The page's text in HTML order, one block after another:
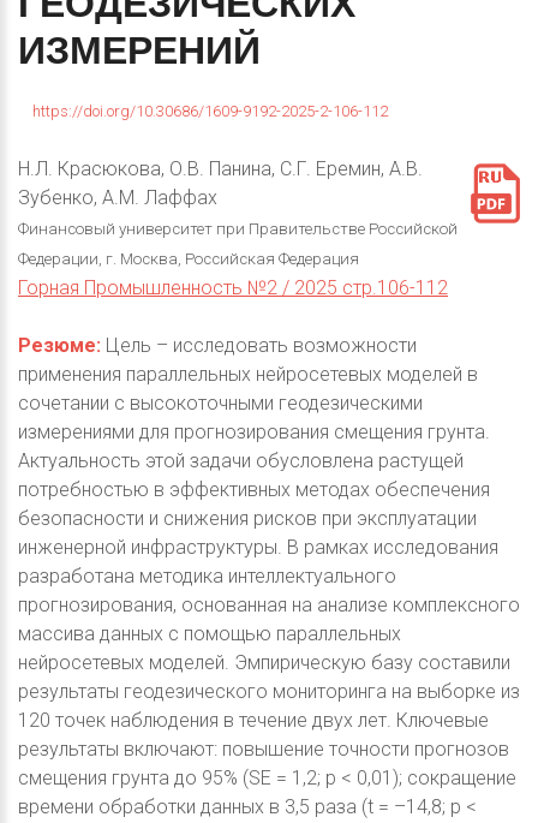
ИЗМЕРЕНИЙ
https://doi.org/10.30686/1609-9192-2025-2-106-112
Н.Л. Красюкова, О.В. Панина, С.Г. Еремин, А.В.
Зубенко, А.М. Лаффах
Финансовый университет при Правительстве Российской
Федерации, г. Москва, Российская Федерация
Горная Промышленность №2 / 2025 стр.106-112
Резюме: Цель – исследовать возможности
применения параллельных нейросетевых моделей в
сочетании с высокоточными геодезическими
измерениями для прогнозирования смещения грунта.
Актуальность этой задачи обусловлена растущей
потребностью в эффективных методах обеспечения
безопасности и снижения рисков при эксплуатации
инженерной инфраструктуры. В рамках исследования
разработана методика интеллектуального
прогнозирования, основанная на анализе комплексного
массива данных с помощью параллельных
нейросетевых моделей. Эмпирическую базу составили
результаты геодезического мониторинга на выборке из
120 точек наблюдения в течение двух лет. Ключевые
результаты включают: повышение точности прогнозов
смещения грунта до 95% (SE = 1,2; p < 0,01); сокращение
времени обработки данных в 3,5 раза (t = –14,8; p <